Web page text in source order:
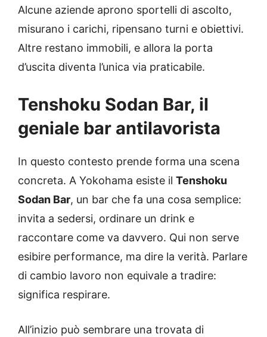
Alcune aziende aprono sportelli di ascolto,
misurano i carichi, ripensano turni e obiettivi.
Altre restano immobili, e allora la porta
d’uscita diventa l’unica via praticabile.
Tenshoku Sodan Bar, il
geniale bar antilavorista
In questo contesto prende forma una scena
concreta. A Yokohama esiste il Tenshoku
Sodan Bar, un bar che fa una cosa semplice:
invita a sedersi, ordinare un drink e
raccontare come va davvero. Qui non serve
esibire performance, ma dire la verità. Parlare
di cambio lavoro non equivale a tradire:
significa respirare.
All’inizio può sembrare una trovata di